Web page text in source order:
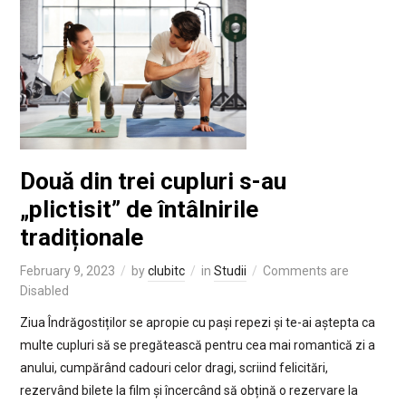
Două din trei cupluri s-au
„plictisit” de întâlnirile
tradiționale
February 9, 2023 byclubitc in Studii
Comments are
Disabled
Ziua Îndrăgostiților se apropie cu pași repezi și te-ai aștepta ca
multe cupluri să se pregătească pentru cea mai romantică zi a
anului, cumpărând cadouri celor dragi, scriind felicitări,
rezervând bilete la film și încercând să obțină o rezervare la